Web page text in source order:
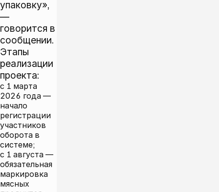
упаковку»,
—
говорится в
сообщении.
Этапы
реализации
проекта:
с 1 марта
2026 года —
начало
регистрации
участников
оборота в
системе;
с 1 августа —
обязательная
маркировка
мясных